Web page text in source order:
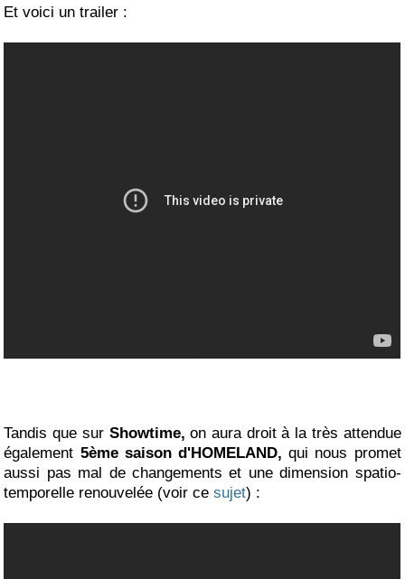
Et voici un trailer :
Tandis que sur Showtime,on aura droit à la très attendue
également 5ème saison d'HOMELAND,qui nous promet
aussi pas mal de changements et une dimension spatio-
temporelle renouvelée (voir cesujet) :